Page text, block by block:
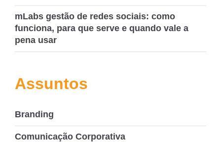
mLabs gestão de redes sociais: como
funciona, para que serve e quando vale a
pena usar
Assuntos
Branding
Comunicação Corporativa